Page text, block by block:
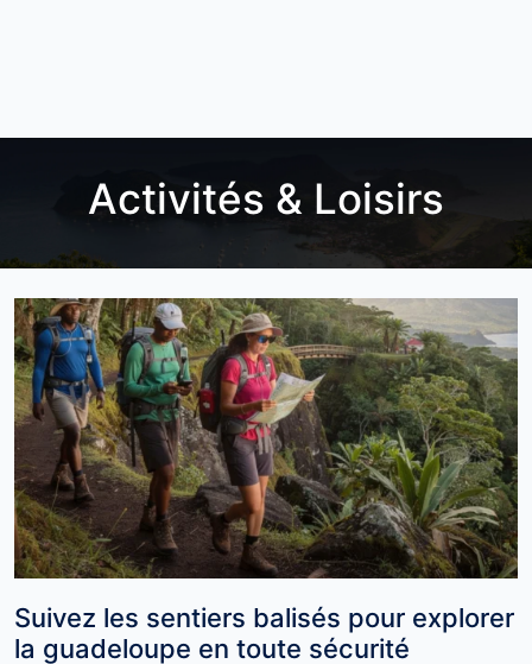
Activités & Loisirs
Suivez les sentiers balisés pour explorer
la guadeloupe en toute sécurité